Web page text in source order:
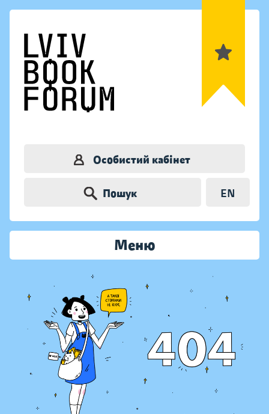
Особистий кабінет
Пошук EN
Меню